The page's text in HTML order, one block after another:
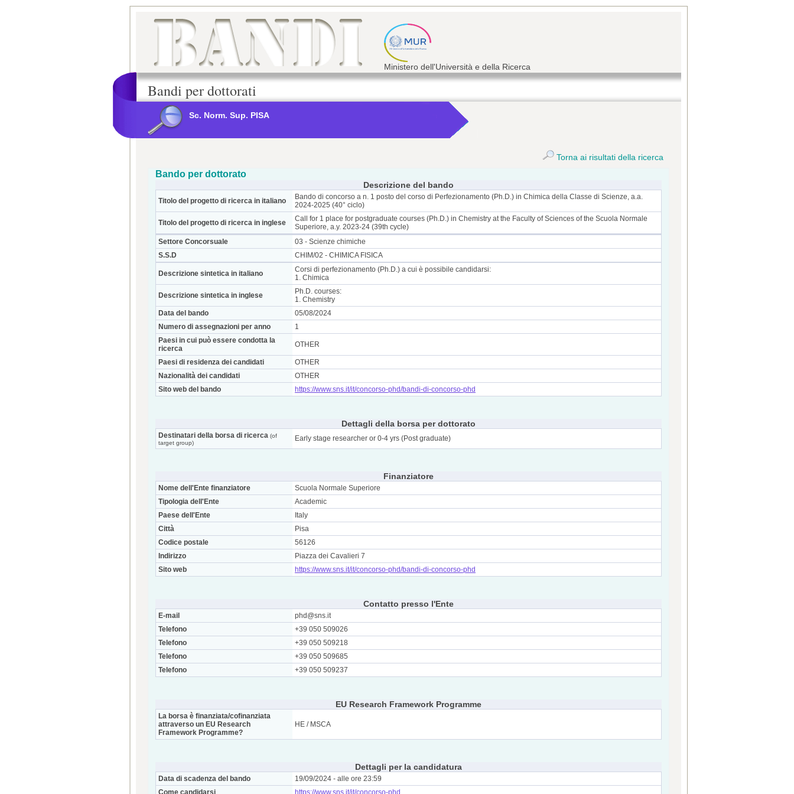
Ministero dell'Università e della Ricerca
Bandi per dottorati
Sc. Norm. Sup. PISA
Torna ai risultati della ricerca
Bando per dottorato
Descrizione del bando
Titolo del progetto di ricerca in italiano
Bando di concorso a n. 1 posto del corso di Perfezionamento (Ph.D.) in Chimica della Classe di Scienze, a.a.
2024-2025 (40° ciclo)
Titolo del progetto di ricerca in inglese
Call for 1 place for postgraduate courses (Ph.D.) in Chemistry at the Faculty of Sciences of the Scuola Normale
Superiore, a.y. 2023-24 (39th cycle)
Settore Concorsuale
03 - Scienze chimiche
S.S.D
CHIM/02 - CHIMICA FISICA
Descrizione sintetica in italiano
Corsi di perfezionamento (Ph.D.) a cui è possibile candidarsi:
1. Chimica
Descrizione sintetica in inglese
Ph.D. courses:
1. Chemistry
Data del bando
05/08/2024
Numero di assegnazioni per anno
1
Paesi in cui può essere condotta la
ricerca
OTHER
Paesi di residenza dei candidati
OTHER
Nazionalità dei candidati
OTHER
Sito web del bando
https://www.sns.it/it/concorso-phd/bandi-di-concorso-phd
Dettagli della borsa per dottorato
Destinatari della borsa di ricerca (of
target group)
Early stage researcher or 0-4 yrs (Post graduate)
Finanziatore
Nome dell'Ente finanziatore
Scuola Normale Superiore
Tipologia dell'Ente
Academic
Paese dell'Ente
Italy
Città
Pisa
Codice postale
56126
Indirizzo
Piazza dei Cavalieri 7
Sito web
https://www.sns.it/it/concorso-phd/bandi-di-concorso-phd
Contatto presso l'Ente
E-mail
phd@sns.it
Telefono
+39 050 509026
Telefono
+39 050 509218
Telefono
+39 050 509685
Telefono
+39 050 509237
EU Research Framework Programme
La borsa è finanziata/cofinanziata
attraverso un EU Research
Framework Programme?
HE / MSCA
Dettagli per la candidatura
Data di scadenza del bando
19/09/2024 - alle ore 23:59
Come candidarsi
https://www.sns.it/it/concorso-phd